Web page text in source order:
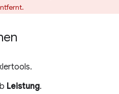
Leistung.